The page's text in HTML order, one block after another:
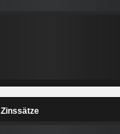
Zinssätze